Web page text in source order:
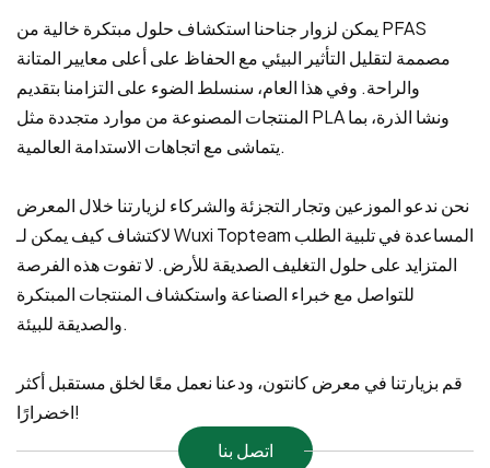
يمكن لزوار جناحنا استكشاف حلول مبتكرة خالية من PFAS
مصممة لتقليل التأثير البيئي مع الحفاظ على أعلى معايير المتانة
والراحة. وفي هذا العام، سنسلط الضوء على التزامنا بتقديم
المنتجات المصنوعة من موارد متجددة مثل PLA ونشا الذرة، بما
يتماشى مع اتجاهات الاستدامة العالمية.
نحن ندعو الموزعين وتجار التجزئة والشركاء لزيارتنا خلال المعرض
لاكتشاف كيف يمكن لـ Wuxi Topteam المساعدة في تلبية الطلب
المتزايد على حلول التغليف الصديقة للأرض. لا تفوت هذه الفرصة
للتواصل مع خبراء الصناعة واستكشاف المنتجات المبتكرة
والصديقة للبيئة.
قم بزيارتنا في معرض كانتون، ودعنا نعمل معًا لخلق مستقبل أكثر
اخضرارًا!
اتصل بنا